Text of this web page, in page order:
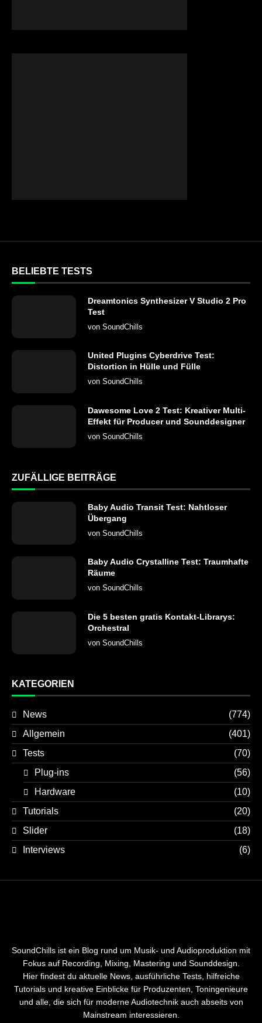
BELIEBTE TESTS
Dreamtonics Synthesizer V Studio 2 Pro
Test
von SoundChills
United Plugins Cyberdrive Test:
Distortion in Hülle und Fülle
von SoundChills
Dawesome Love 2 Test: Kreativer Multi-
Effekt für Producer und Sounddesigner
von SoundChills
ZUFÄLLIGE BEITRÄGE
Baby Audio Transit Test: Nahtloser
Übergang
von SoundChills
Baby Audio Crystalline Test: Traumhafte
Räume
von SoundChills
Die 5 besten gratis Kontakt-Librarys:
Orchestral
von SoundChills
KATEGORIEN
News
(774)
Allgemein
(401)
Tests
(70)
Plug-ins
(56)
Hardware
(10)
Tutorials
(20)
Slider
(18)
Interviews
(6)
SoundChills ist ein Blog rund um Musik- und Audioproduktion mit
Fokus auf Recording, Mixing, Mastering und Sounddesign.
Hier findest du aktuelle News, ausführliche Tests, hilfreiche
Tutorials und kreative Einblicke für Produzenten, Toningenieure
und alle, die sich für moderne Audiotechnik auch abseits von
Mainstream interessieren.